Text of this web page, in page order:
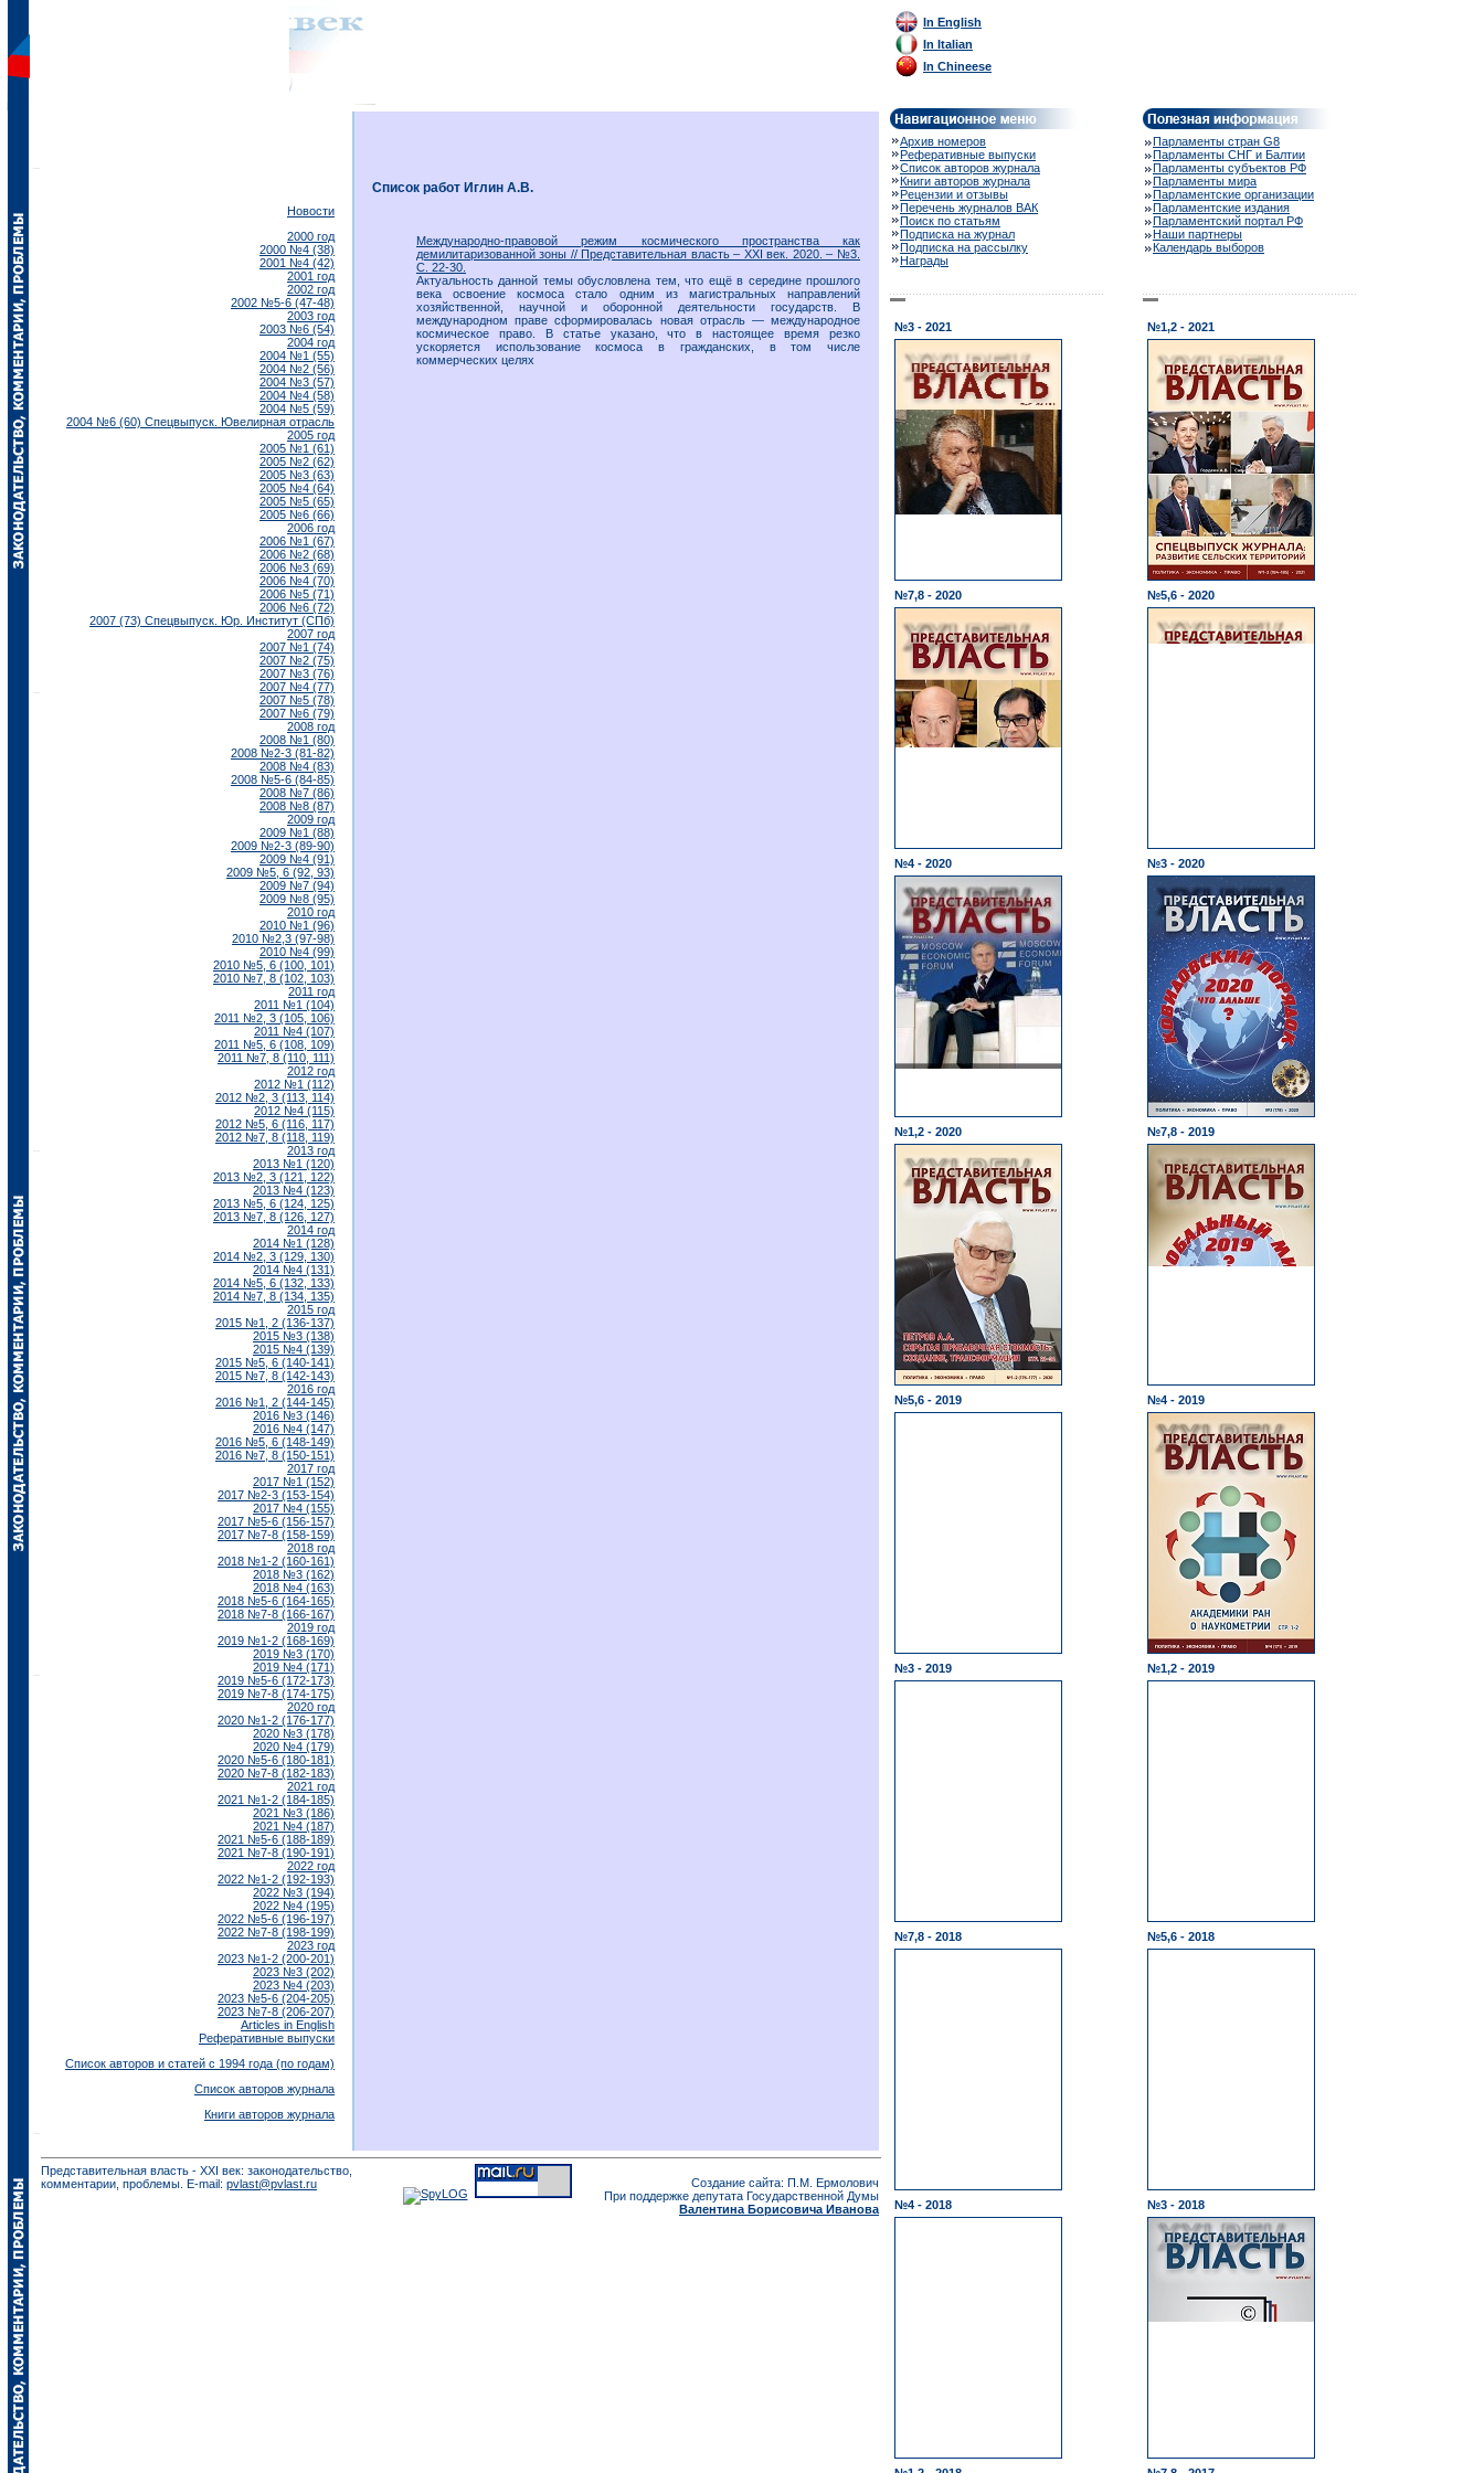
Новости
2000 год
2000 №4 (38)
2001 №4 (42)
2001 год
2002 год
2002 №5-6 (47-48)
2003 год
2003 №6 (54)
2004 год
2004 №1 (55)
2004 №2 (56)
2004 №3 (57)
2004 №4 (58)
2004 №5 (59)
2004 №6 (60) Спецвыпуск. Ювелирная отрасль
2005 год
2005 №1 (61)
2005 №2 (62)
2005 №3 (63)
2005 №4 (64)
2005 №5 (65)
2005 №6 (66)
2006 год
2006 №1 (67)
2006 №2 (68)
2006 №3 (69)
2006 №4 (70)
2006 №5 (71)
2006 №6 (72)
2007 (73) Спецвыпуск. Юр. Институт (СПб)
2007 год
2007 №1 (74)
2007 №2 (75)
2007 №3 (76)
2007 №4 (77)
2007 №5 (78)
2007 №6 (79)
2008 год
2008 №1 (80)
2008 №2-3 (81-82)
2008 №4 (83)
2008 №5-6 (84-85)
2008 №7 (86)
2008 №8 (87)
2009 год
2009 №1 (88)
2009 №2-3 (89-90)
2009 №4 (91)
2009 №5, 6 (92, 93)
2009 №7 (94)
2009 №8 (95)
2010 год
2010 №1 (96)
2010 №2,3 (97-98)
2010 №4 (99)
2010 №5, 6 (100, 101)
2010 №7, 8 (102, 103)
2011 год
2011 №1 (104)
2011 №2, 3 (105, 106)
2011 №4 (107)
2011 №5, 6 (108, 109)
2011 №7, 8 (110, 111)
2012 год
2012 №1 (112)
2012 №2, 3 (113, 114)
2012 №4 (115)
2012 №5, 6 (116, 117)
2012 №7, 8 (118, 119)
2013 год
2013 №1 (120)
2013 №2, 3 (121, 122)
2013 №4 (123)
2013 №5, 6 (124, 125)
2013 №7, 8 (126, 127)
2014 год
2014 №1 (128)
2014 №2, 3 (129, 130)
2014 №4 (131)
2014 №5, 6 (132, 133)
2014 №7, 8 (134, 135)
2015 год
2015 №1, 2 (136-137)
2015 №3 (138)
2015 №4 (139)
2015 №5, 6 (140-141)
2015 №7, 8 (142-143)
2016 год
2016 №1, 2 (144-145)
2016 №3 (146)
2016 №4 (147)
2016 №5, 6 (148-149)
2016 №7, 8 (150-151)
2017 год
2017 №1 (152)
2017 №2-3 (153-154)
2017 №4 (155)
2017 №5-6 (156-157)
2017 №7-8 (158-159)
2018 год
2018 №1-2 (160-161)
2018 №3 (162)
2018 №4 (163)
2018 №5-6 (164-165)
2018 №7-8 (166-167)
2019 год
2019 №1-2 (168-169)
2019 №3 (170)
2019 №4 (171)
2019 №5-6 (172-173)
2019 №7-8 (174-175)
2020 год
2020 №1-2 (176-177)
2020 №3 (178)
2020 №4 (179)
2020 №5-6 (180-181)
2020 №7-8 (182-183)
2021 год
2021 №1-2 (184-185)
2021 №3 (186)
2021 №4 (187)
2021 №5-6 (188-189)
2021 №7-8 (190-191)
2022 год
2022 №1-2 (192-193)
2022 №3 (194)
2022 №4 (195)
2022 №5-6 (196-197)
2022 №7-8 (198-199)
2023 год
2023 №1-2 (200-201)
2023 №3 (202)
2023 №4 (203)
2023 №5-6 (204-205)
2023 №7-8 (206-207)
Articles in English
Реферативные выпуски
Список авторов и статей с 1994 года (по годам)
Список авторов журнала
Книги авторов журнала
Список работ Иглин А.В.
Международно-правовой режим космического пространства как
демилитаризованной зоны // Представительная власть – ХХI век. 2020. – №3.
С. 22-30.
Актуальность данной темы обусловлена тем, что ещё в середине прошлого
века освоение космоса стало одним из магистральных направлений
хозяйственной, научной и оборонной деятельности государств. В
международном праве сформировалась новая отрасль — международное
космическое право. В статье указано, что в настоящее время резко
ускоряется использование космоса в гражданских, в том числе
коммерческих целях
Представительная власть - XXI век: законодательство,
комментарии, проблемы. E-mail: pvlast@pvlast.ru
Создание сайта: П.М. Ермолович
При поддержке депутата Государственной Думы
Валентина Борисовича Иванова
In English
In Italian
In Chineese
Архив номеров
Реферативные выпуски
Список авторов журнала
Книги авторов журнала
Рецензии и отзывы
Перечень журналов ВАК
Поиск по статьям
Подписка на журнал
Подписка на рассылку
Награды
Парламенты стран G8
Парламенты СНГ и Балтии
Парламенты субъектов РФ
Парламенты мира
Парламентские организации
Парламентские издания
Парламентский портал РФ
Наши партнеры
Календарь выборов
№3 - 2021 №1,2 - 2021
№7,8 - 2020 №5,6 - 2020
№4 - 2020 №3 - 2020
№1,2 - 2020 №7,8 - 2019
№5,6 - 2019 №4 - 2019
№3 - 2019 №1,2 - 2019
№7,8 - 2018 №5,6 - 2018
№4 - 2018 №3 - 2018